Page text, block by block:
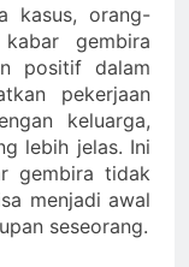
kasus, orang-
gembira
positif dalam
pekerjaan
keluarga,
lebih jelas. Ini
gembira tidak
menjadi awal
seseorang.